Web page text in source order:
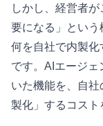
しかし、経営者
要になる」という
何を自社で内製
です。AIエージェ
いた機能を、自
製化」するコスト